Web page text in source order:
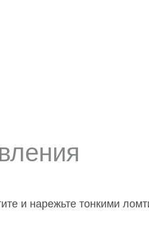
и нарежьте тонкими